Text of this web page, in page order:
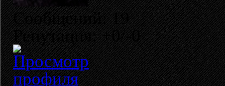
Сообщений: 19
Репутация: +0/-0